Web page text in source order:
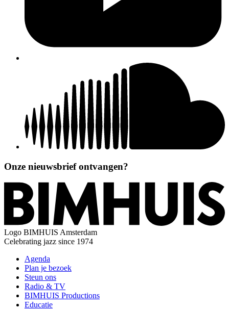
Onze nieuwsbrief ontvangen?
Logo BIMHUIS Amsterdam
Celebrating jazz since 1974
Agenda
Plan je bezoek
Steun ons
Radio & TV
BIMHUIS Productions
Educatie